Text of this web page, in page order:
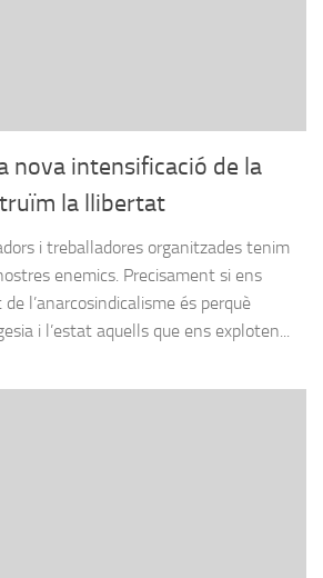
nova intensificació de la
la llibertat
i treballadores organitzades tenim
enemics. Precisament si ens
l’anarcosindicalisme és perquè
i l’estat aquells que ens exploten...